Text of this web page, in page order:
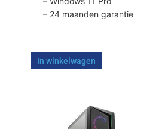
– 24 maanden garantie
In winkelwagen